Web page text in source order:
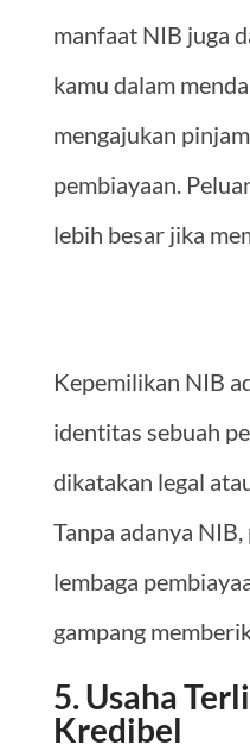
manfaat NIB juga
kamu dalam
mengajukan
pembiayaan.
lebih besar jika
Kepemilikan NIB
identitas sebuah
dikatakan legal
Tanpa adanya
lembaga
gampang
5. Usaha
Kredibel